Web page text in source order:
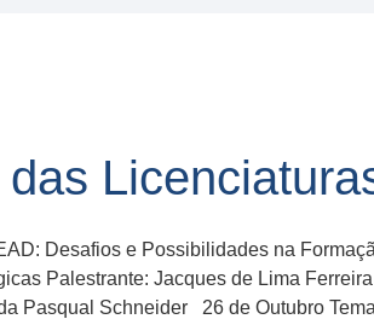
Desafios e Possibilidades na
Palestrante: Jacques de Lima
Pasqual Schneider 26 de Outubro